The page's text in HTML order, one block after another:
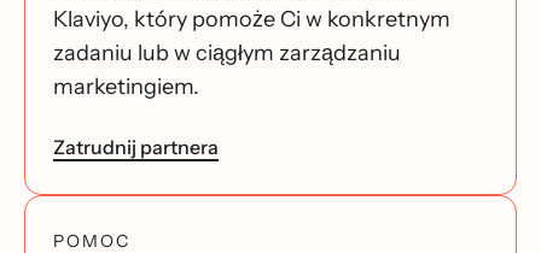
Klaviyo, który pomoże Ci w konkretnym
zadaniu lub w ciągłym zarządzaniu
marketingiem.
Zatrudnij partnera
POMOC